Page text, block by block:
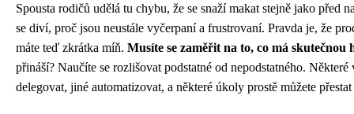
Spousta rodičů udělá tu chybu, že se snaží makat stejně jako před
se diví, proč jsou neustále vyčerpaní a frustrovaní. Pravda je, že
máte teď zkrátka míň. Musíte se zaměřit na to, co má skutečnou
přináší? Naučíte se rozlišovat podstatné od nepodstatného. Některé
delegovat, jiné automatizovat, a některé úkoly prostě můžete